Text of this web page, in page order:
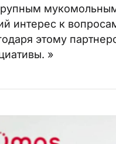
интерес к
этому
»